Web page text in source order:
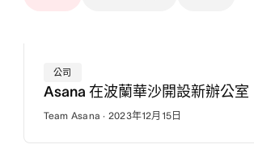
公司
Asana 在波蘭華沙開設新辦公室
Team Asana · 2023年12月15日